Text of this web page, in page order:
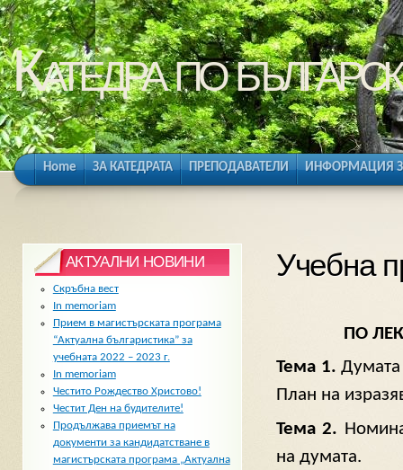
Катедра по
Home ЗА КАТЕДРАТА ПРЕПОДАВАТЕЛИ ИНФОРМАЦИЯ
Учебна
ПО
Тема 1.Думата
План на
Тема 2.
на думата.
АКТУАЛНИ НОВИНИ
Скръбна вест
In memoriam
Прием в магистърската програма
“Актуална българистика” за
учебната 2022 – 2023 г.
In memoriam
Честито Рождество Христово!
Честит Ден на будителите!
Продължава приемът на
документи за кандидатстване в
магистърската програма „Актуална